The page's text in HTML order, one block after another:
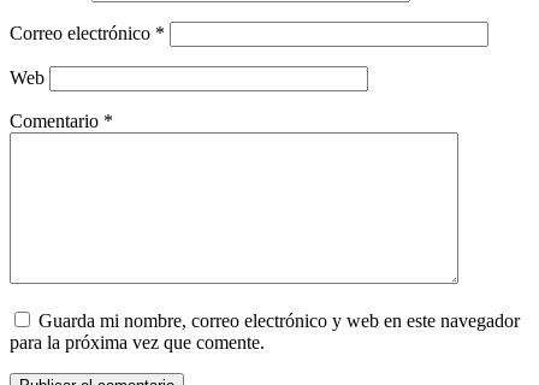
Correo electrónico *
Web
Comentario *
Guarda mi nombre, correo electrónico y web en este navegador
para la próxima vez que comente.